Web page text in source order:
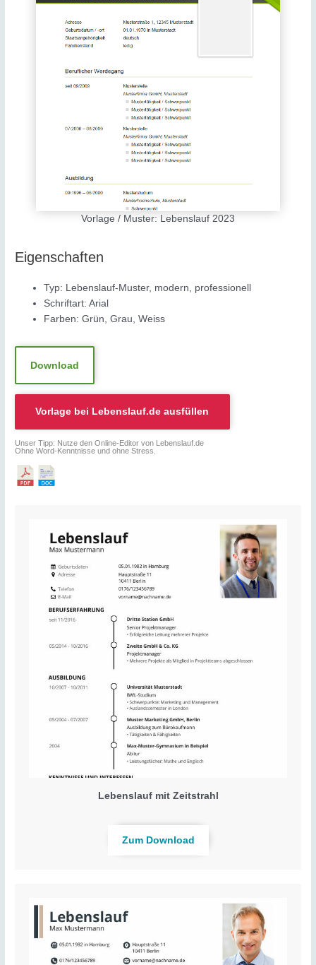
Vorlage / Muster: Lebenslauf 2023
Eigenschaften
Typ: Lebenslauf-Muster, modern, professionell
Schriftart: Arial
Farben: Grün, Grau, Weiss
Download
Vorlage bei Lebenslauf.de ausfüllen
Unser Tipp: Nutze den Online-Editor von Lebenslauf.de
Ohne Word-Kenntnisse und ohne Stress.
Lebenslauf mit Zeitstrahl
Zum Download